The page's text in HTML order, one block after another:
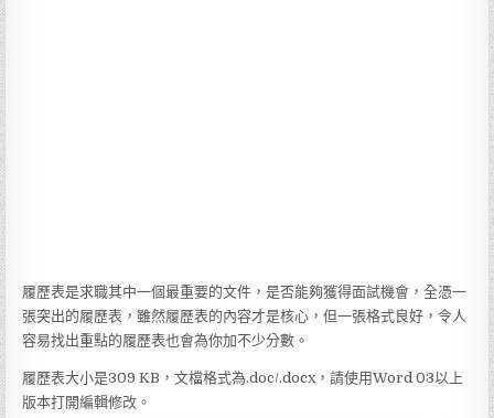
履歷表是求職其中一個最重要的文件，是否能夠獲得面試機會，全憑一
張突出的履歷表，雖然履歷表的內容才是核心，但一張格式良好，令人
容易找出重點的履歷表也會為你加不少分數。
履歷表大小是309 KB，文檔格式為.doc/.docx，請使用Word 03以上
版本打開編輯修改。